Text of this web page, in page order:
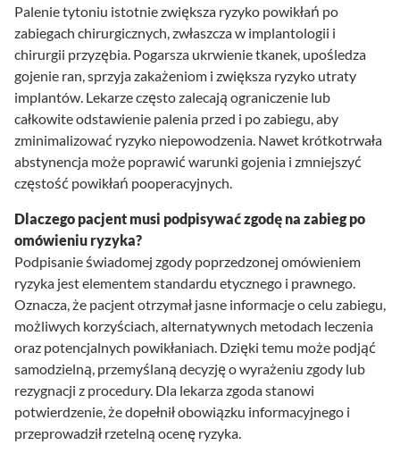
Palenie tytoniu istotnie zwiększa ryzyko powikłań po
zabiegach chirurgicznych, zwłaszcza w implantologii i
chirurgii przyzębia. Pogarsza ukrwienie tkanek, upośledza
gojenie ran, sprzyja zakażeniom i zwiększa ryzyko utraty
implantów. Lekarze często zalecają ograniczenie lub
całkowite odstawienie palenia przed i po zabiegu, aby
zminimalizować ryzyko niepowodzenia. Nawet krótkotrwała
abstynencja może poprawić warunki gojenia i zmniejszyć
częstość powikłań pooperacyjnych.
Dlaczego pacjent musi podpisywać zgodę na zabieg po
omówieniu ryzyka?
Podpisanie świadomej zgody poprzedzonej omówieniem
ryzyka jest elementem standardu etycznego i prawnego.
Oznacza, że pacjent otrzymał jasne informacje o celu zabiegu,
możliwych korzyściach, alternatywnych metodach leczenia
oraz potencjalnych powikłaniach. Dzięki temu może podjąć
samodzielną, przemyślaną decyzję o wyrażeniu zgody lub
rezygnacji z procedury. Dla lekarza zgoda stanowi
potwierdzenie, że dopełnił obowiązku informacyjnego i
przeprowadził rzetelną ocenę ryzyka.